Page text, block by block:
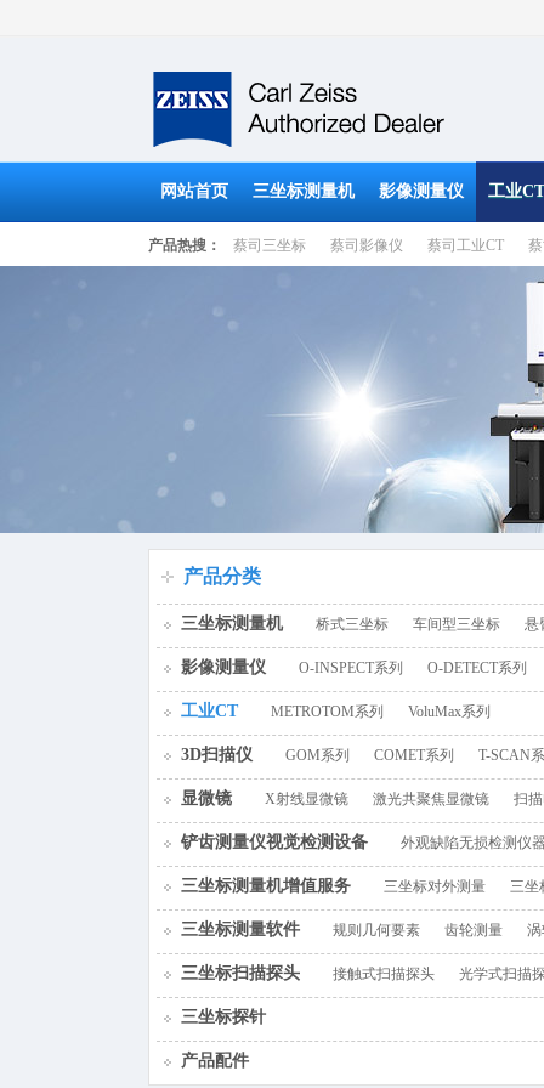
网站首页 三坐标测量机 影像测量仪 工业CT
产品热搜： 蔡司三坐标 蔡司影像仪 蔡司工业CT
百叶窗图片
产品分类
三坐标测量机 桥式三坐标 车间型三坐标 悬
影像测量仪 O-INSPECT系列 O-DETECT系列
工业CT METROTOM系列 VoluMax系列
3D扫描仪 GOM系列 COMET系列 T-SCAN
显微镜 X射线显微镜 激光共聚焦显微镜 扫
铲齿测量仪视觉检测设备 外观缺陷无损检测仪
三坐标测量机增值服务 三坐标对外测量 三坐
三坐标测量软件 规则几何要素 齿轮测量
三坐标扫描探头 接触式扫描探头 光学式扫描
三坐标探针
产品配件